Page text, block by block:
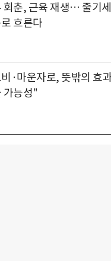
회춘, 근육 재생… 줄기
흐른다
·마운자로, 뜻밖의 효
가능성"